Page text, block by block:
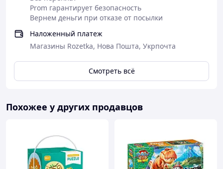
Prom гарантирует безопасность
Вернем деньги при отказе от посылки
Наложенный платеж
Магазины Rozetka, Нова Пошта, Укрпочта
Смотреть всё
Похожее у других продавцов